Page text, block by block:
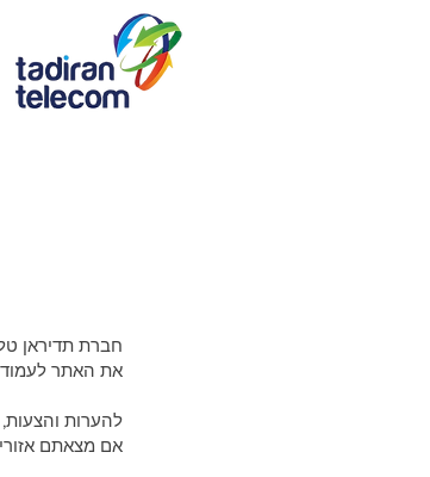
חברת תדיראן
את האתר לעמוד
להערות והצעות,
אם מצאתם